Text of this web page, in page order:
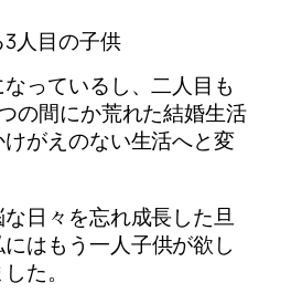
人目の子供
っているし、二人目も
の間にか荒れた結婚生活
がえのない生活へと変
日々を忘れ成長した旦
はもう一人子供が欲し
た。